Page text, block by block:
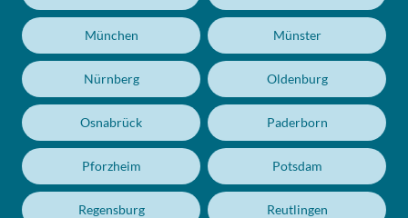
München Münster
Nürnberg Oldenburg
Osnabrück Paderborn
Pforzheim Potsdam
Regensburg Reutlingen